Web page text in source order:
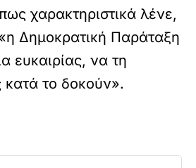
χαρακτηριστικά λένε,
«η Δημοκρατική Παράταξη
ευκαιρίας, να τη
κατά το δοκούν».